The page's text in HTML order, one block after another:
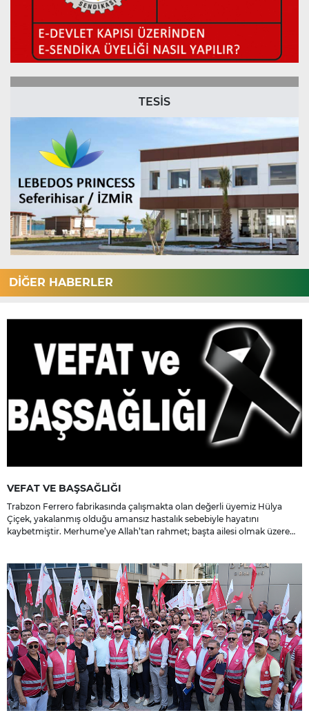
TESİS
DİĞER HABERLER
VEFAT VE BAŞSAĞLIĞI
Trabzon Ferrero fabrikasında çalışmakta olan değerli üyemiz Hülya
Çiçek, yakalanmış olduğu amansız hastalık sebebiyle hayatını
kaybetmiştir. Merhume’ye Allah’tan rahmet; başta ailesi olmak üzere